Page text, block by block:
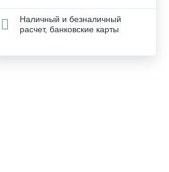
Наличный и безналичный
расчет, банковские карты